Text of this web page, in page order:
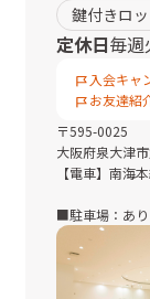
鍵付きロ
定休日毎週
入会キャ
お友達紹
〒595-0025
大阪府泉大津
【電車】南海
■駐車場：あ
■駐輪場：あ
◆泉大津駅より